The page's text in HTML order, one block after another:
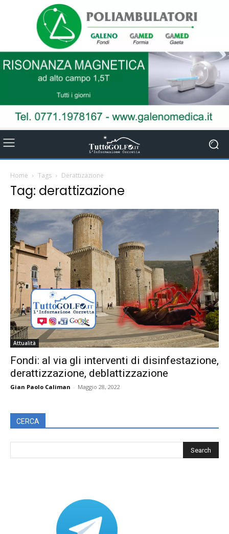
Home Tags Derattizazione
Tag: derattizazione
Attualità
Fondi: al via gli interventi di disinfestazione,
derattizzazione, deblattizzazione
Gian Paolo Caliman - Maggio 28, 2022
CERCA